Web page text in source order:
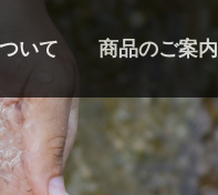
いて 商品のご案内